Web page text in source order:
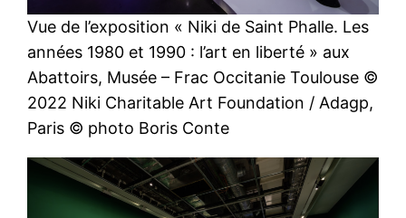
Vue de l’exposition « Niki de Saint Phalle. Les
années 1980 et 1990 : l’art en liberté » aux
Abattoirs, Musée – Frac Occitanie Toulouse ©
2022 Niki Charitable Art Foundation / Adagp,
Paris © photo Boris Conte